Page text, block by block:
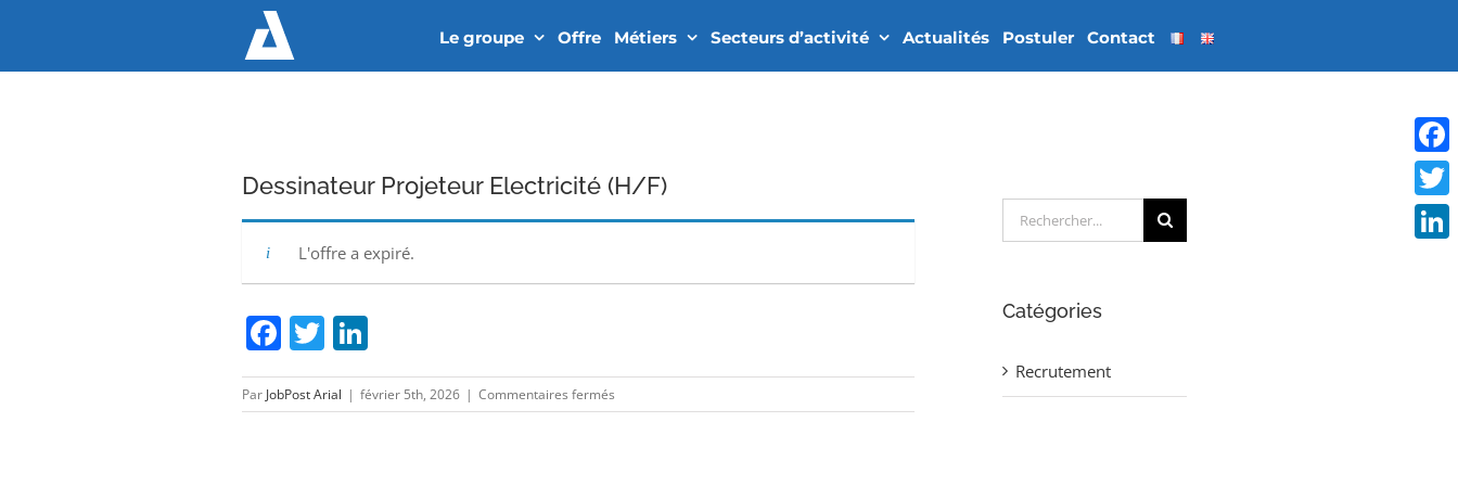
contenu
Le groupe Offre Métiers Secteurs d’activité Actualités Postuler Contact
Dessinateur Projeteur Electricité (H/F)
L'offre a expiré.
Facebook
TwitterLinkedIn
Par JobPost Arial | février 5th, 2026 | Commentaires ferméssur
Dessinateur
Rechercher:
Catégories
Recrutement